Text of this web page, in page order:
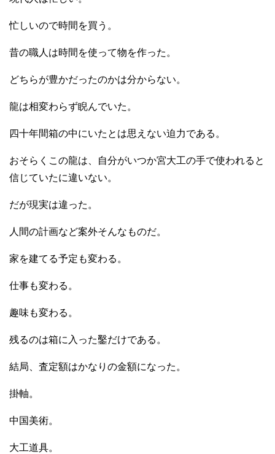
忙しいので時間を買う。
昔の職人は時間を使って物を作った。
どちらが豊かだったのかは分からない。
龍は相変わらず睨んでいた。
四十年間箱の中にいたとは思えない迫力である。
おそらくこの龍は、自分がいつか宮大工の手で使われると
信じていたに違いない。
だが現実は違った。
人間の計画など案外そんなものだ。
家を建てる予定も変わる。
仕事も変わる。
趣味も変わる。
残るのは箱に入った鑿だけである。
結局、査定額はかなりの金額になった。
掛軸。
中国美術。
大工道具。